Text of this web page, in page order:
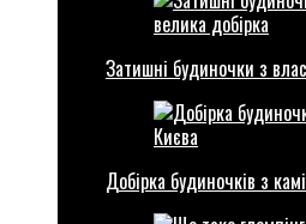
Затишні будиночки з
Добірка будиночків з